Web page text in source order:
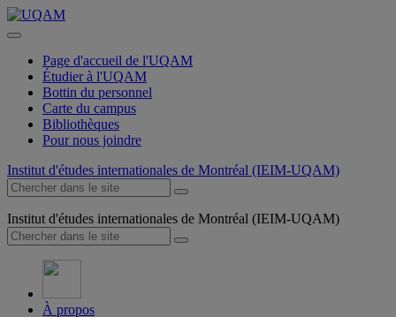
Page d'accueil de l'UQAM
Étudier à l'UQAM
Bottin du personnel
Carte du campus
Bibliothèques
Pour nous joindre
Institut d'études internationales de Montréal (IEIM-UQAM)
Institut d'études internationales de Montréal (IEIM-UQAM)
À propos